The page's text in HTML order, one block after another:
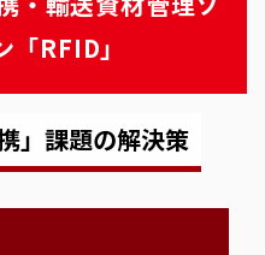
「RFID」
」課題の解決策